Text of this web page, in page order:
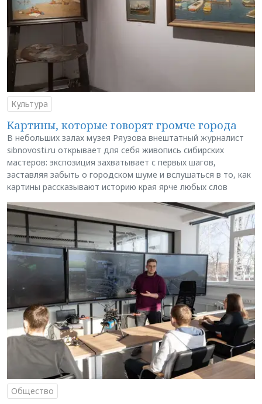
Культура
Картины, которые говорят громче города
В небольших залах музея Ряузова внештатный журналист
sibnovosti.ru открывает для себя живопись сибирских
мастеров: экспозиция захватывает с первых шагов,
заставляя забыть о городском шуме и вслушаться в то, как
картины рассказывают историю края ярче любых слов
Общество